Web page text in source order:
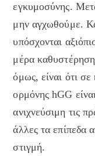
εγκυμοσύνης.
μην αγχωθούμε.
υπόσχονται
μέρα
όμως, είναι ότι σε
ορμόνης hGG
ανιχνεύσιμη τις
άλλες τα επίπεδα
στιγμή.